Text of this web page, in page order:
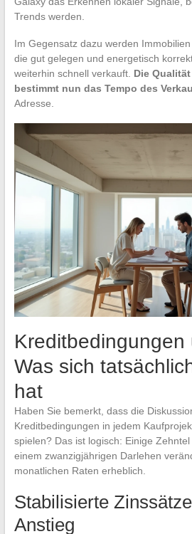
Trends werden.
Im Gegensatz dazu werden
die gut gelegen und energetisch
weiterhin schnell verkauft. Die
bestimmt nun das Tempo des
Adresse.
Kreditbedingungen
Was sich
hat
Haben Sie bemerkt, dass die
Kreditbedingungen in jedem
spielen? Das ist logisch: Einige
einem zwanzigjährigen Darlehen
monatlichen Raten erheblich.
Stabilisierte
Anstieg